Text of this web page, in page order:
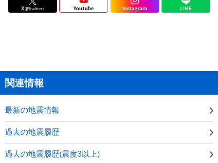
関連情報
最新の地震情報
過去の地震履歴
過去の地震履歴(震度3以上)